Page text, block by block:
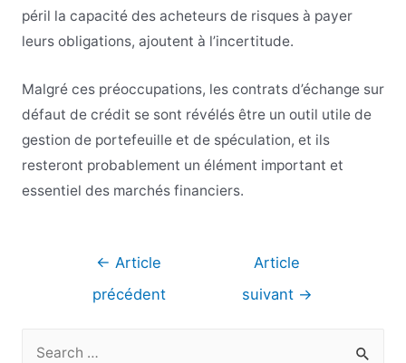
péril la capacité des acheteurs de risques à payer
leurs obligations, ajoutent à l’incertitude.
Malgré ces préoccupations, les contrats d’échange sur
défaut de crédit se sont révélés être un outil utile de
gestion de portefeuille et de spéculation, et ils
resteront probablement un élément important et
essentiel des marchés financiers.
Navigation
l’article
← Article
précédent
Article
suivant →